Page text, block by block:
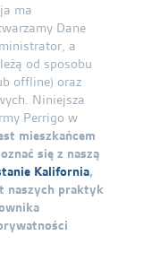
ma
Dane
a
od sposobu
offline) oraz
Niniejsza
Perrigo w
mieszkańcem
się z naszą
Kalifornia,
naszych praktyk